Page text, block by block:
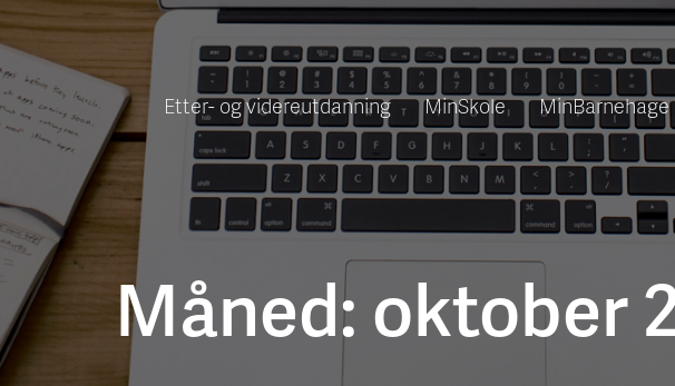
Etter- og videreutdanning MinSkole MinBarnehage
Måned: oktober